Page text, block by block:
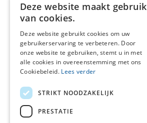
Deze website maakt gebruik
van cookies.
Deze website gebruikt cookies om uw
gebruikerservaring te verbeteren. Door
onze website te gebruiken, stemt u in met
alle cookies in overeenstemming met ons
Cookiebeleid. Lees verder
STRIKT NOODZAKELIJK
PRESTATIE